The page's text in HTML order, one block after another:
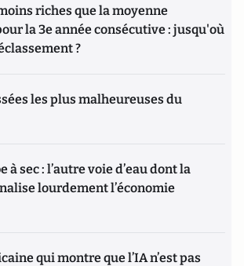
riches que la moyenne
la 3e année consécutive : jusqu'où
?
les plus malheureuses du
à sec : l’autre voie d’eau dont la
lourdement l’économie
qui montre que l’IA n’est pas